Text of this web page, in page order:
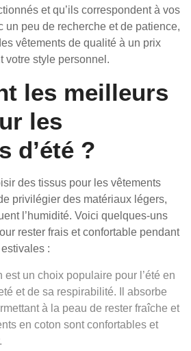
et qu’ils correspondent à vos
un peu de recherche et de patience,
vêtements de qualité à un prix
votre style personnel.
les meilleurs
les
d’été ?
des tissus pour les vêtements
privilégier des matériaux légers,
l’humidité. Voici quelques-uns
rester frais et confortable pendant
:
est un choix populaire pour l’été en
et de sa respirabilité. Il absorbe
à la peau de rester fraîche et
en coton sont confortables et